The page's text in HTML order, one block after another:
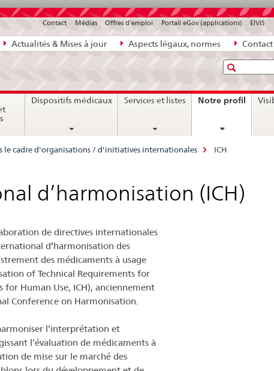
Navigation
directe:
Actualités & Mises à jour Aspects légaux, normes
Contact Médias Offres d'emploi Portail eGov (applications) ElViS
Dispositifs médicaux Services et listes Notre profil
cadre d'organisations / d'initiatives internationales ICH
d’harmonisation (ICH)
de directives internationales
d’harmonisation des
des médicaments à usage
of Technical Requirements for
Human Use, ICH), anciennement
Conference on Harmonisation.
l’interprétation et
l’évaluation de médicaments à
de mise sur le marché des